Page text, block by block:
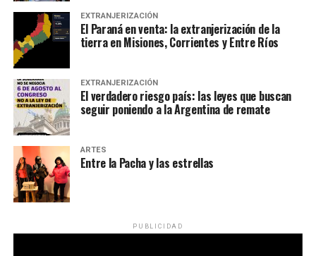
EXTRANJERIZACIÓN
El Paraná en venta: la extranjerización de la
tierra en Misiones, Corrientes y Entre Ríos
EXTRANJERIZACIÓN
El verdadero riesgo país: las leyes que buscan
seguir poniendo a la Argentina de remate
ARTES
Entre la Pacha y las estrellas
PUBLICIDAD